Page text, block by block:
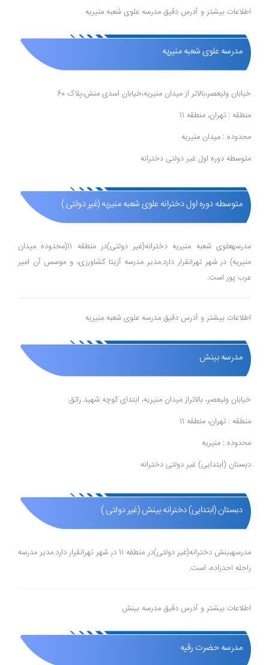
اطلاعات بیشتر و آدرس دقیق مدرسه علوی شعبه منیریه
مدرسه علوی شعبه منیریه
خیابان ولیعصر،بالاتر از میدان منیریه،خیابان اسدی منش،پلاک 60
منطقه : تهران، منطقه 11
محدوده : میدان منیریه
متوسطه دوره اول غیر دولتی دخترانه
متوسطه دوره اول دخترانه علوی شعبه منیریه (غیر دولتی )
مدرسهعلوی شعبه منیریه دخترانه(غیر دولتی)در منطقه 11(محدوده میدان
منیریه) در شهر تهرانقرار دارد.مدیر مدرسه آزیتا کشاورزی، و موسس آن امیر
عرب پور است.
اطلاعات بیشتر و آدرس دقیق مدرسه علوی شعبه منیریه
مدرسه بینش
خیابان ولیعصر، بالاتراز میدان منیریه، ابتدای کوچه شهید راتق
منطقه : تهران، منطقه 11
محدوده : منیریه
دبستان (ابتدایی) غیر دولتی دخترانه
دبستان (ابتدایی) دخترانه بینش (غیر دولتی )
مدرسهبینش دخترانه(غیر دولتی)در منطقه 11 در شهر تهرانقرار دارد.مدیر مدرسه
راحله احدزاده، است.
اطلاعات بیشتر و آدرس دقیق مدرسه بینش
مدرسه حضرت رقیه